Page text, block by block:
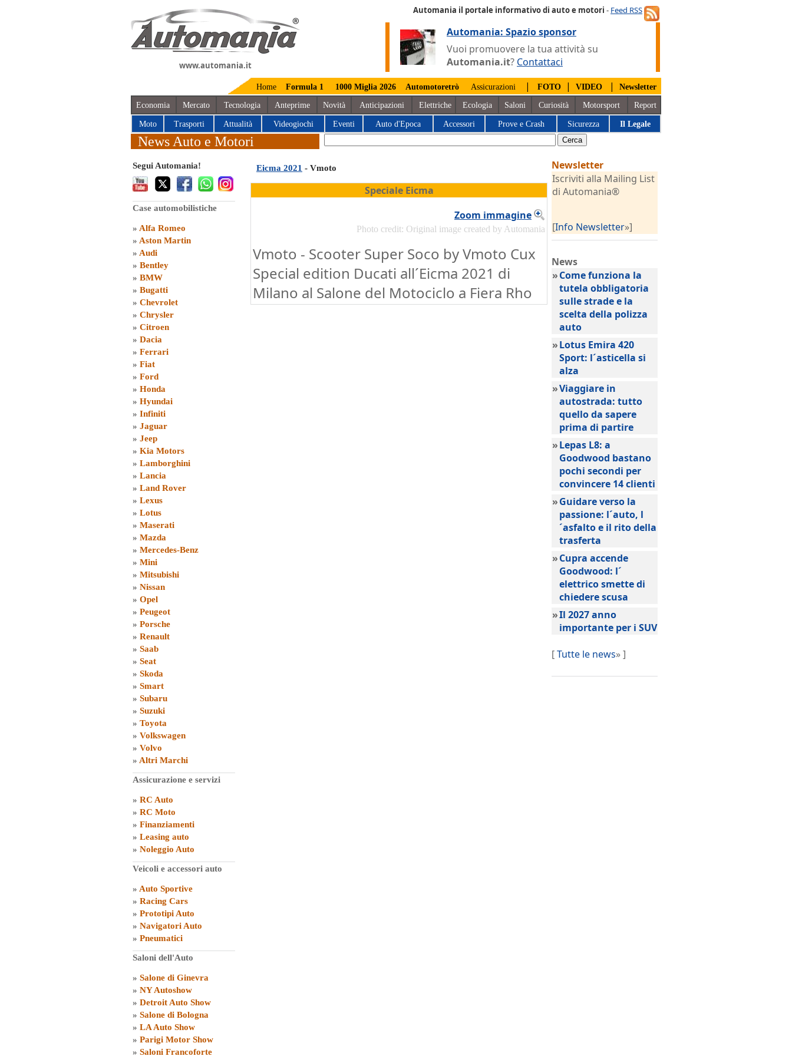
www.automania.it
Automania il portale informativo di auto e motori - Feed RSS
Automania: Spazio sponsor
Vuoi promuovere la tua attività su
Automania.it? Contattaci
Home Formula 1 1000 Miglia 2026 Automotoretrò Assicurazioni | FOTO | VIDEO | Newsletter
Economia Mercato Tecnologia Anteprime Novità Anticipazioni Elettriche Ecologia Saloni Curiosità Motorsport Report
Moto Trasporti Attualità Videogiochi Eventi Auto d'Epoca Accessori Prove e Crash Sicurezza Il Legale
News Auto e Motori
Segui Automania!
Case automobilistiche
» Alfa Romeo
» Aston Martin
» Audi
» Bentley
» BMW
» Bugatti
» Chevrolet
» Chrysler
» Citroen
» Dacia
» Ferrari
» Fiat
» Ford
» Honda
» Hyundai
» Infiniti
» Jaguar
» Jeep
» Kia Motors
» Lamborghini
» Lancia
» Land Rover
» Lexus
» Lotus
» Maserati
» Mazda
» Mercedes-Benz
» Mini
» Mitsubishi
» Nissan
» Opel
» Peugeot
» Porsche
» Renault
» Saab
» Seat
» Skoda
» Smart
» Subaru
» Suzuki
» Toyota
» Volkswagen
» Volvo
» Altri Marchi
Assicurazione e servizi
» RC Auto
» RC Moto
» Finanziamenti
» Leasing auto
» Noleggio Auto
Veicoli e accessori auto
» Auto Sportive
» Racing Cars
» Prototipi Auto
» Navigatori Auto
» Pneumatici
Saloni dell'Auto
» Salone di Ginevra
» NY Autoshow
» Detroit Auto Show
» Salone di Bologna
» LA Auto Show
» Parigi Motor Show
» Saloni Francoforte
Eicma 2021 - Vmoto
Speciale Eicma
Zoom immagine
Photo credit: Original image created by Automania
Vmoto - Scooter Super Soco by Vmoto Cux
Special edition Ducati all´Eicma 2021 di
Milano al Salone del Motociclo a Fiera Rho
Newsletter
Iscriviti alla Mailing List
di Automania®
[Info Newsletter»]
News
»Come funziona la
tutela obbligatoria
sulle strade e la
scelta della polizza
auto
»Lotus Emira 420
Sport: l´asticella si
alza
»Viaggiare in
autostrada: tutto
quello da sapere
prima di partire
»Lepas L8: a
Goodwood bastano
pochi secondi per
convincere 14 clienti
»Guidare verso la
passione: l´auto, l
´asfalto e il rito della
trasferta
»Cupra accende
Goodwood: l´
elettrico smette di
chiedere scusa
»Il 2027 anno
importante per i SUV
[Tutte le news» ]